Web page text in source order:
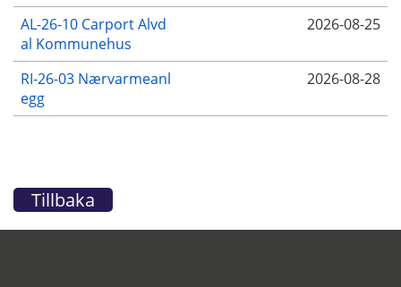
AL-26-10 Carport Alvd
al Kommunehus
2026-08-25
RI-26-03 Nærvarmeanl
egg
2026-08-28
Tillbaka